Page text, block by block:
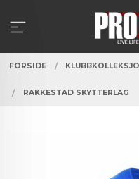
innholdet
FORSIDE
RAKKESTAD SKYTTERLAG